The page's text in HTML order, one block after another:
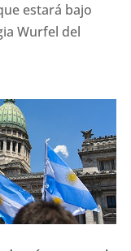
estará bajo
Wurfel del